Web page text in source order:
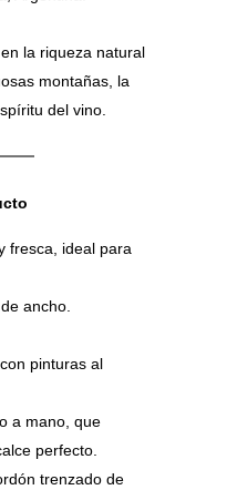
la riqueza natural
montañas, la
del vino.
fresca, ideal para
ancho.
pinturas al
a mano, que
perfecto.
trenzado de